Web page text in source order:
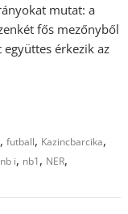
mutat: a
fős mezőnyből
együttes érkezik az
,futball, Kazincbarcika,
nb i, nb1, NER,